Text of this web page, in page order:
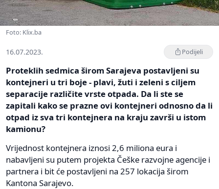
Foto: Klix.ba
16.07.2023. Podijeli
Proteklih sedmica širom Sarajeva postavljeni su
kontejneri u tri boje - plavi, žuti i zeleni s ciljem
separacije različite vrste otpada. Da li ste se
zapitali kako se prazne ovi kontejneri odnosno da li
otpad iz sva tri kontejnera na kraju završi u istom
kamionu?
Vrijednost kontejnera iznosi 2,6 miliona eura i
nabavljeni su putem projekta Češke razvojne agencije i
partnera i bit će postavljeni na 257 lokacija širom
Kantona Sarajevo.